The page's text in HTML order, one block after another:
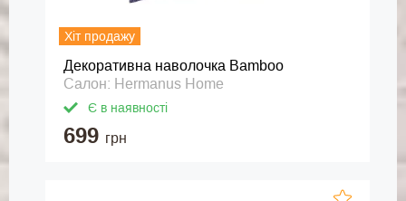
Хіт продажу
Декоративна наволочка Bamboo
Салон: Hermanus Home
Є в наявності
699 грн